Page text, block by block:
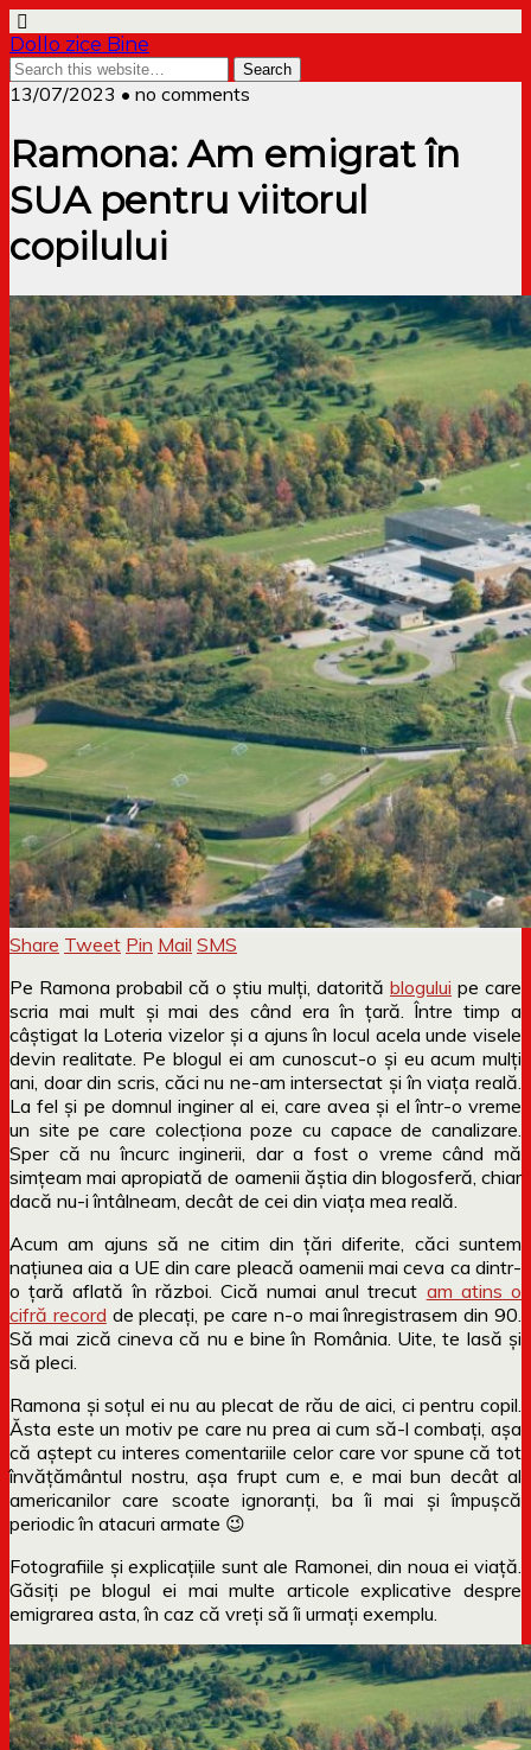
Dollo zice Bine
13/07/2023 • no comments
Ramona: Am emigrat în
SUA pentru viitorul
copilului
Share Tweet Pin Mail SMS
Pe Ramona probabil că o știu mulți, datorită blogului pe care
scria mai mult și mai des când era în țară. Între timp a
câștigat la Loteria vizelor și a ajuns în locul acela unde visele
devin realitate. Pe blogul ei am cunoscut-o și eu acum mulți
ani, doar din scris, căci nu ne-am intersectat și în viața reală.
La fel și pe domnul inginer al ei, care avea și el într-o vreme
un site pe care colecționa poze cu capace de canalizare.
Sper că nu încurc inginerii, dar a fost o vreme când mă
simțeam mai apropiată de oamenii ăștia din blogosferă, chiar
dacă nu-i întâlneam, decât de cei din viața mea reală.
Acum am ajuns să ne citim din țări diferite, căci suntem
națiunea aia a UE din care pleacă oamenii mai ceva ca dintr-
o țară aflată în război. Cică numai anul trecut am atins o
cifră record de plecați, pe care n-o mai înregistrasem din 90.
Să mai zică cineva că nu e bine în România. Uite, te lasă și
să pleci.
Ramona și soțul ei nu au plecat de rău de aici, ci pentru copil.
Ăsta este un motiv pe care nu prea ai cum să-l combați, așa
că aștept cu interes comentariile celor care vor spune că tot
învățământul nostru, așa frupt cum e, e mai bun decât al
americanilor care scoate ignoranți, ba îi mai și împușcă
periodic în atacuri armate 😉
Fotografiile și explicațiile sunt ale Ramonei, din noua ei viață.
Găsiți pe blogul ei mai multe articole explicative despre
emigrarea asta, în caz că vreți să îi urmați exemplu.